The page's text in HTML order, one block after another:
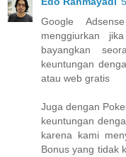
Google
menggiurkan
bayangkan
keuntungan
atau web gratis
Juga dengan
keuntungan
karena kami
Bonus yang tidak